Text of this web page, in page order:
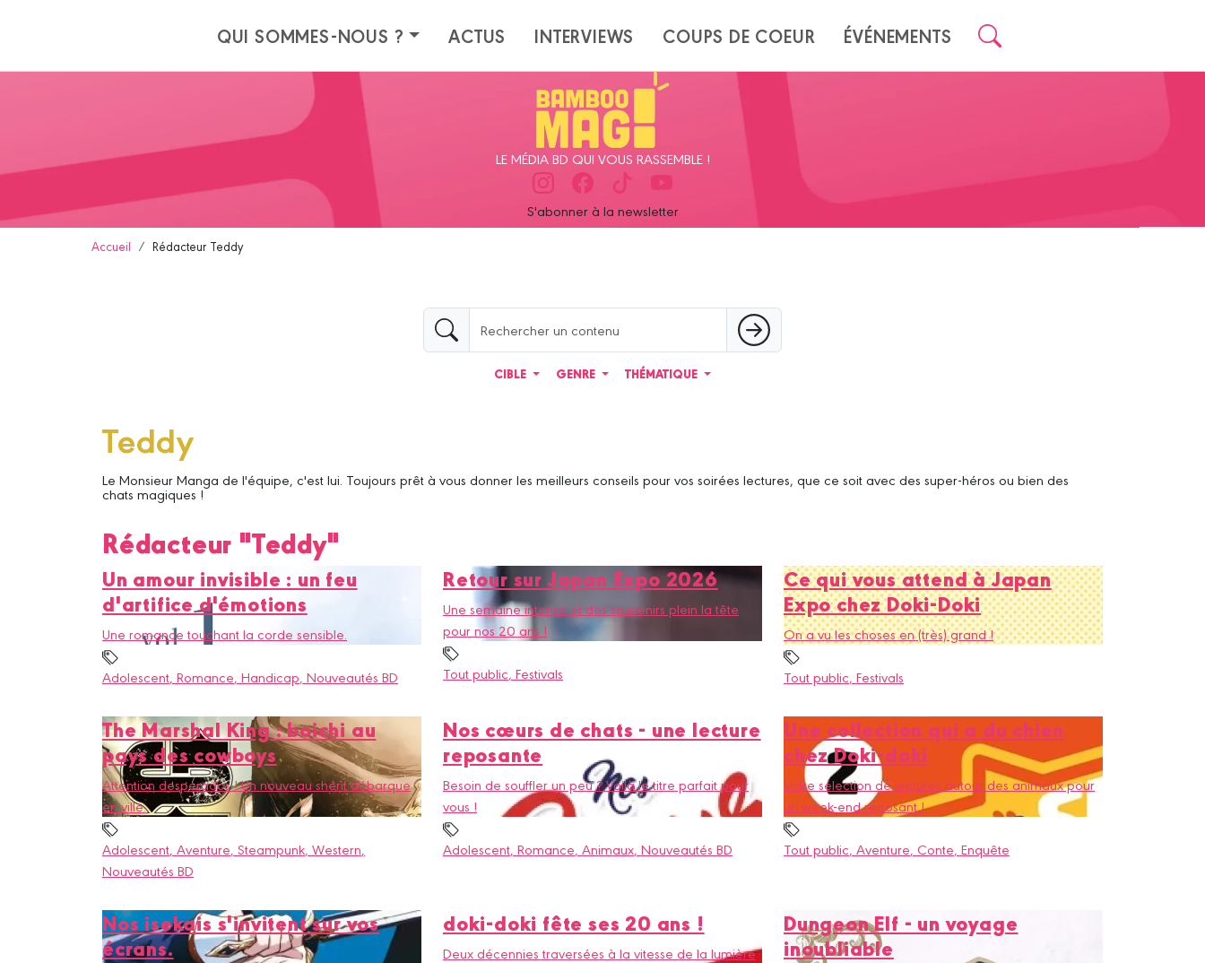
QUI SOMMES-NOUS ? ACTUS INTERVIEWS COUPS DE COEUR ÉVÉNEMENTS
LE MÉDIA BD QUI VOUS RASSEMBLE !
S'abonner à la newsletter
Accueil Rédacteur Teddy
CIBLE GENRE THÉMATIQUE
Teddy
Le Monsieur Manga de l'équipe, c'est lui. Toujours prêt à vous donner les meilleurs conseils pour vos soirées lectures, que ce soit avec des super-héros ou bien des
chats magiques !
Rédacteur "Teddy"
Un amour invisible : un feu
d'artifice d'émotions
Une romance touchant la corde sensible.
Adolescent, Romance, Handicap, Nouveautés BD
Retour sur Japan Expo 2026
Une semaine intense et des souvenirs plein la tête
pour nos 20 ans !
Tout public, Festivals
Ce qui vous attend à Japan
Expo chez Doki-Doki
On a vu les choses en (très) grand !
Tout public, Festivals
The Marshal King : boichi au
pays des cowboys
Attention desperados ! Un nouveau shérif débarque
en ville.
Adolescent, Aventure, Steampunk, Western,
Nouveautés BD
Nos cœurs de chats - une lecture
reposante
Besoin de souffler un peu ? Voilà le titre parfait pour
vous !
Adolescent, Romance, Animaux, Nouveautés BD
Une collection qui a du chien
chez Doki-doki
Votre sélection de lectures autour des animaux pour
un week-end reposant !
Tout public, Aventure, Conte, Enquête
Nos isekais s'invitent sur vos
écrans.
doki-doki fête ses 20 ans !
Deux décennies traversées à la vitesse de la lumière
Dungeon Elf - un voyage
inoubliable